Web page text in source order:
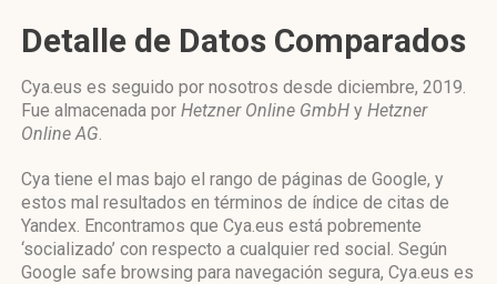
Detalle de Datos Comparados
Cya.eus es seguido por nosotros desde diciembre, 2019.
Fue almacenada por Hetzner Online GmbH y Hetzner
Online AG.
Cya tiene el mas bajo el rango de páginas de Google, y
estos mal resultados en términos de índice de citas de
Yandex. Encontramos que Cya.eus está pobremente
‘socializado’ con respecto a cualquier red social. Según
Google safe browsing para navegación segura, Cya.eus es